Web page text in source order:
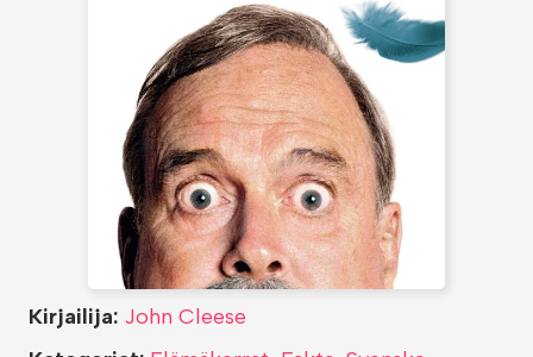
Kirjailija: John Cleese